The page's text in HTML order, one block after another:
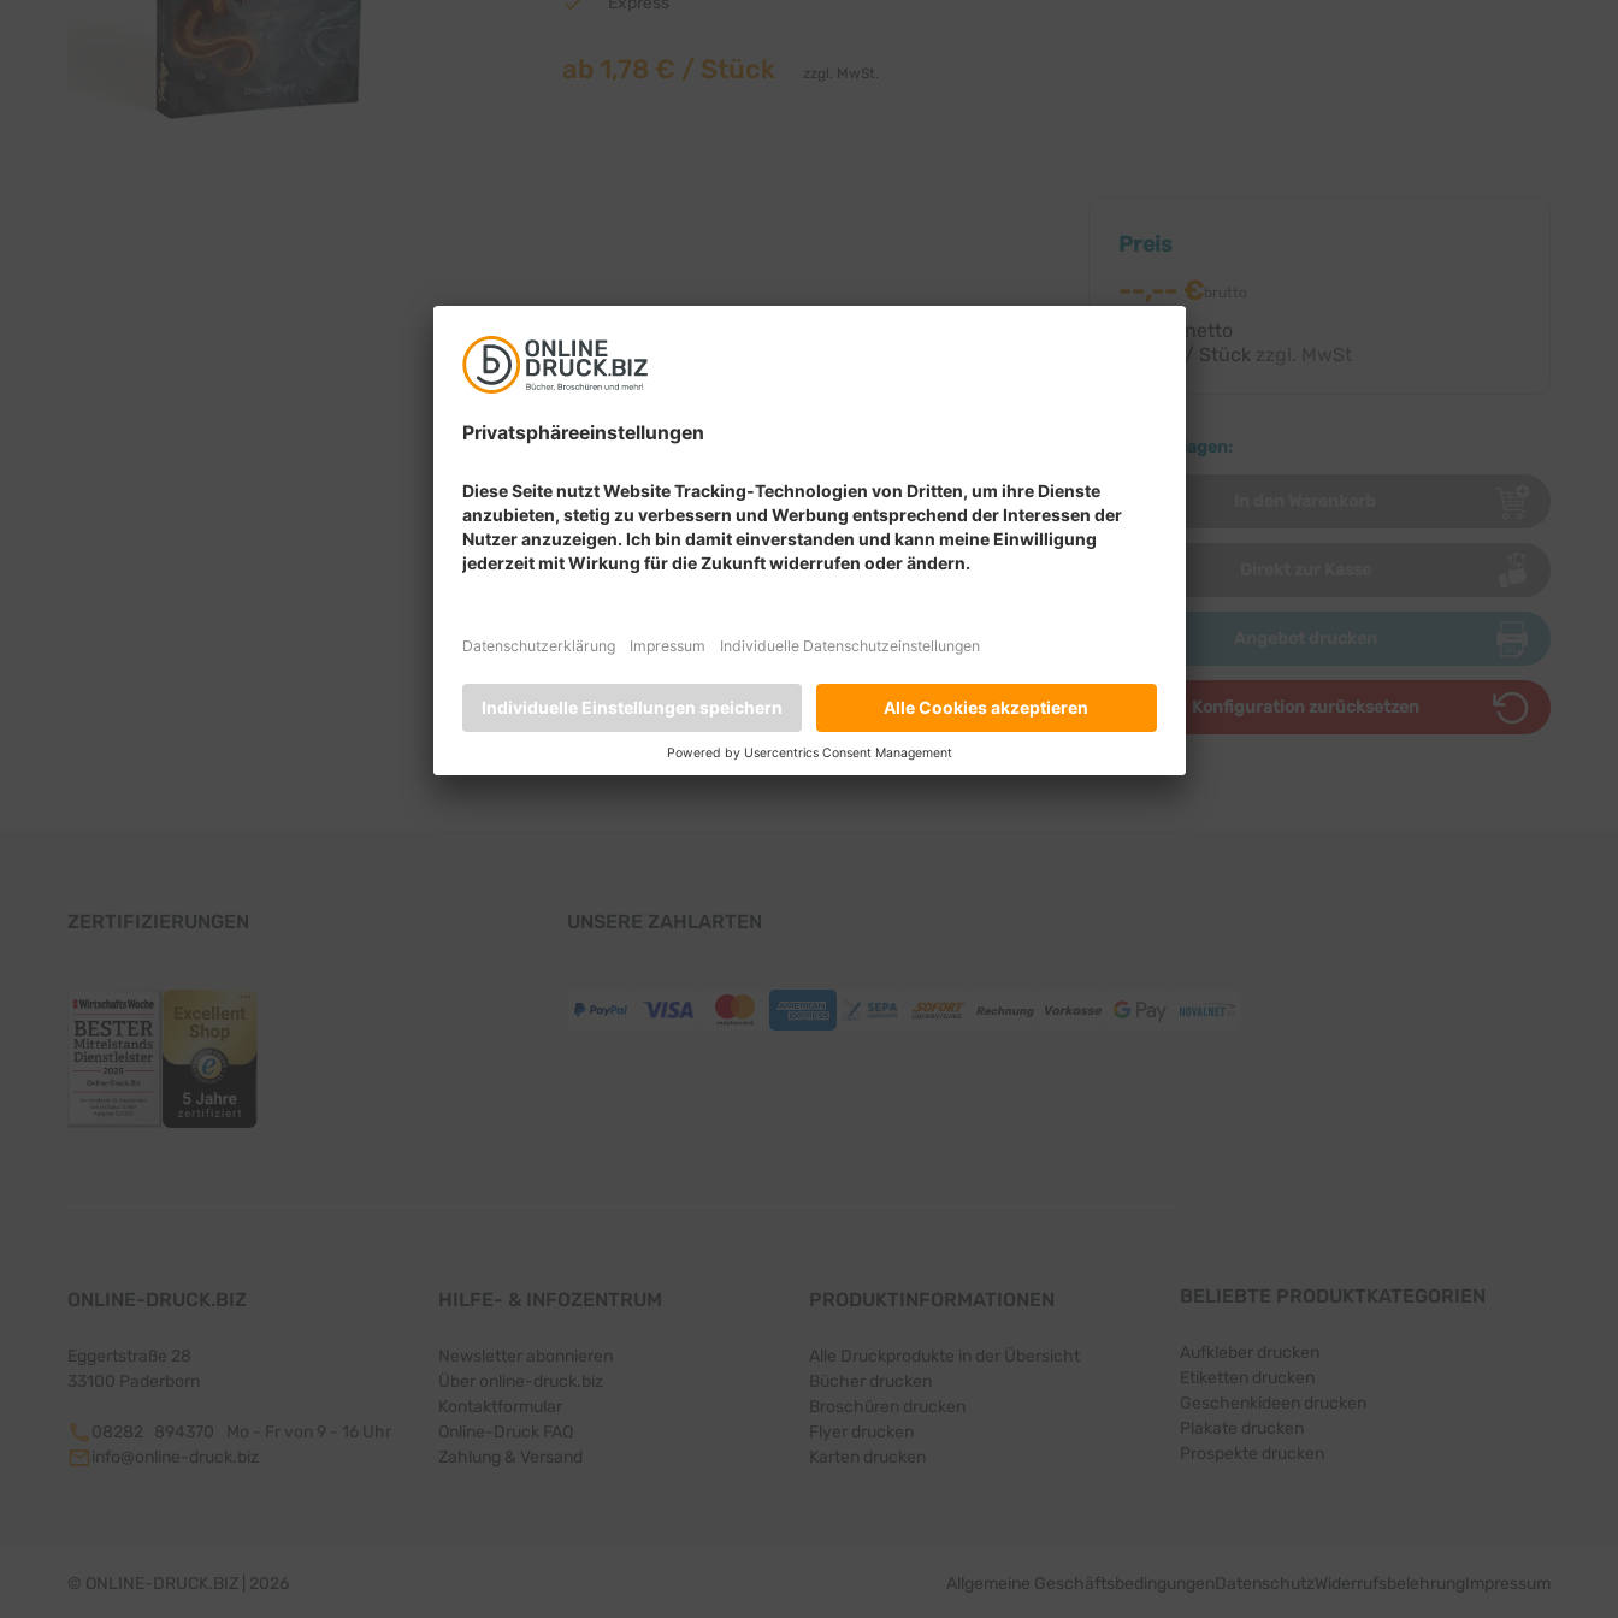
ab 1,78 € / Stück zzgl. MwSt.
Preis
--,-- €
--,-- € netto
--,-- € / Stück
Weitere Auflagen:
Konfiguration zurücksetzen
ZERTIFIZIERUNGEN UNSERE ZAHLARTEN
ONLINE-DRUCK.BIZ
Eggertstraße 28
33100 Paderborn
08282 894370
Mo - Fr von 9 - 16 Uhr
info@online-druck.biz
HILFE- & INFOZENTRUM
Newsletter abonnieren
Über online-druck.biz
Kontaktformular
Online-Druck FAQ
Zahlung & Versand
PRODUKTINFORMATIONEN
Alle Druckprodukte in der Übersicht
Bücher drucken
Broschüren drucken
Flyer drucken
Karten drucken
BELIEBTE PRODUKTKATEGORIEN
Aufkleber drucken
Etiketten drucken
Geschenkideen drucken
Plakate drucken
Prospekte drucken
© ONLINE-DRUCK.BIZ | 2026 Allgemeine GeschäftsbedingungenDatenschutzWiderrufsbelehrungImpressum